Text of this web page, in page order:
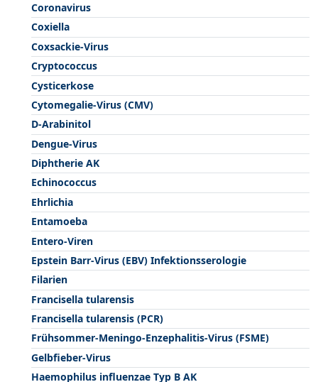
Coronavirus
Coxiella
Coxsackie-Virus
Cryptococcus
Cysticerkose
Cytomegalie-Virus (CMV)
D-Arabinitol
Dengue-Virus
Diphtherie AK
Echinococcus
Ehrlichia
Entamoeba
Entero-Viren
Epstein Barr-Virus (EBV) Infektionsserologie
Filarien
Francisella tularensis
Francisella tularensis (PCR)
Frühsommer-Meningo-Enzephalitis-Virus (FSME)
Gelbfieber-Virus
Haemophilus influenzae Typ B AK